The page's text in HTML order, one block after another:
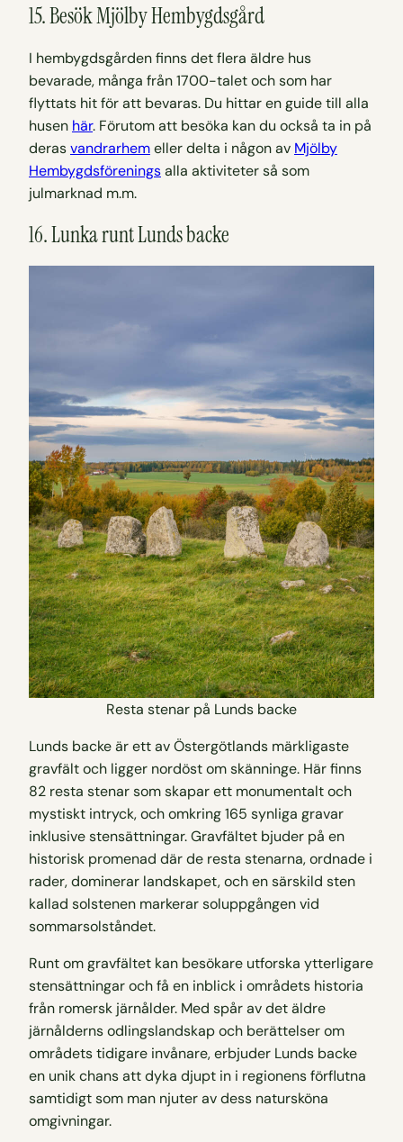
15. Besök Mjölby Hembygdsgård
I hembygdsgården finns det flera äldre hus
bevarade, många från 1700-talet och som har
flyttats hit för att bevaras. Du hittar en guide till alla
husen här. Förutom att besöka kan du också ta in på
derasvandrarhemeller delta i någon av Mjölby
Hembygdsföreningsalla aktiviteter så som
julmarknad m.m.
16. Lunka runt Lunds backe
Resta stenar på Lunds backe
Lunds backe är ett av Östergötlands märkligaste
gravfält och ligger nordöst om skänninge. Här finns
82 resta stenar som skapar ett monumentalt och
mystiskt intryck, och omkring 165 synliga gravar
inklusive stensättningar. Gravfältet bjuder på en
historisk promenad där de resta stenarna, ordnade i
rader, dominerar landskapet, och en särskild sten
kallad solstenen markerar soluppgången vid
sommarsolståndet.
Runt om gravfältet kan besökare utforska ytterligare
stensättningar och få en inblick i områdets historia
från romersk järnålder. Med spår av det äldre
järnålderns odlingslandskap och berättelser om
områdets tidigare invånare, erbjuder Lunds backe
en unik chans att dyka djupt in i regionens förflutna
samtidigt som man njuter av dess natursköna
omgivningar.